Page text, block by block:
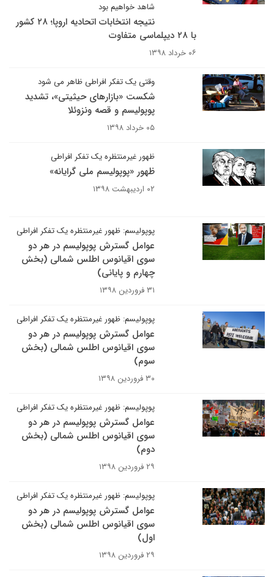
شاهد خواهیم بود
نتیجه انتخابات اتحادیه اروپا؛ ۲۸ کشور
با ۲۸ دیپلماسی متفاوت
۰۶ خرداد ۱۳۹۸
وقتی یک تفکر افراطی ظاهر می شود
شکست «بازارهای حیثیتی»، تشدید
پوپولیسم و قصه ونزوئلا
۰۵ خرداد ۱۳۹۸
ظهور غیرمنتظره یک تفکر افراطی
ظهور «پوپولیسم ملی گرایانه»
۰۲ اردیبهشت ۱۳۹۸
پوپولیسم: ظهور غیرمنتظره یک تفکر افراطی
عوامل گسترش پوپولیسم در هر دو
سوی اقیانوس اطلس شمالی (بخش
چهارم و پایانی)
۳۱ فروردین ۱۳۹۸
پوپولیسم: ظهور غیرمنتظره یک تفکر افراطی
عوامل گسترش پوپولیسم در هر دو
سوی اقیانوس اطلس شمالی (بخش
سوم)
۳۰ فروردین ۱۳۹۸
پوپولیسم: ظهور غیرمنتظره یک تفکر افراطی
عوامل گسترش پوپولیسم در هر دو
سوی اقیانوس اطلس شمالی (بخش
دوم)
۲۹ فروردین ۱۳۹۸
پوپولیسم: ظهور غیرمنتظره یک تفکر افراطی
عوامل گسترش پوپولیسم در هر دو
سوی اقیانوس اطلس شمالی (بخش
اول)
۲۹ فروردین ۱۳۹۸